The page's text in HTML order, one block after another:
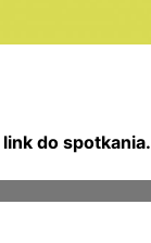
do spotkania.